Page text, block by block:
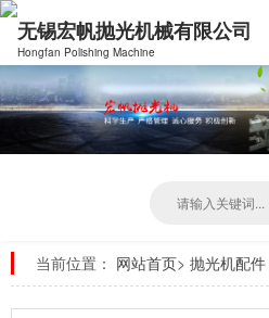
无锡宏帆抛光机械有限公司
Hongfan Polishing Machine
当前位置： 网站首页> 抛光机配件